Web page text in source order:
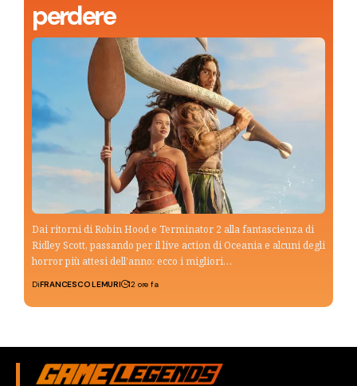
perdere
Dai ritorni di Robin Hood e Terminator 2 alla fantascienza di
Ridley Scott, passando per il live action di Oceania e alcuni degli
horror più attesi dell’anno: ecco i migliori…
DiFRANCESCO LEMURI 12 ore fa